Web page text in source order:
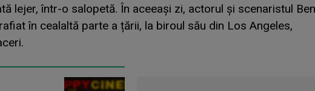
lejer, într-o salopetă. În aceeași zi, actorul și scenaristul Ben
în cealaltă parte a țării, la biroul său din Los Angeles,